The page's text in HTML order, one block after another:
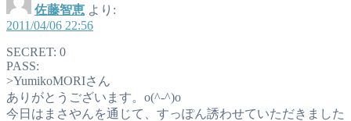
佐藤智恵 より:
2011/04/06 22:56
SECRET: 0
PASS:
>YumikoMORIさん
ありがとうございます。o(^-^)o
今日はまさやんを通じて、すっぽん誘わせていただきました